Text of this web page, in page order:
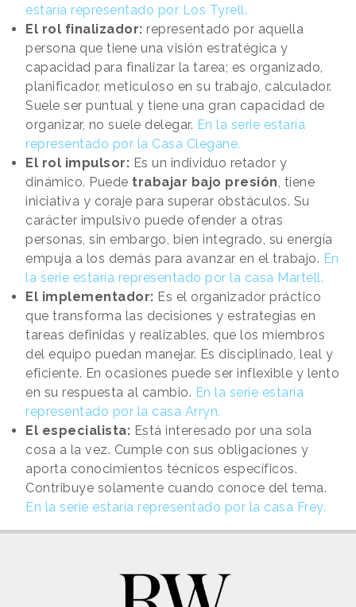
estaría representado por Los Tyrell.
El rol finalizador: representado por aquella
persona que tiene una visión estratégica y
capacidad para finalizar la tarea; es organizado,
planificador, meticuloso en su trabajo, calculador.
Suele ser puntual y tiene una gran capacidad de
organizar, no suele delegar. En la serie estaría
representado por la Casa Clegane.
El rol impulsor: Es un individuo retador y
dinámico. Puede trabajar bajo presión, tiene
iniciativa y coraje para superar obstáculos. Su
carácter impulsivo puede ofender a otras
personas, sin embargo, bien integrado, su energía
empuja a los demás para avanzar en el trabajo. En
la serie estaría representado por la casa Martell.
El implementador: Es el organizador práctico
que transforma las decisiones y estrategias en
tareas definidas y realizables, que los miembros
del equipo puedan manejar. Es disciplinado, leal y
eficiente. En ocasiones puede ser inflexible y lento
en su respuesta al cambio. En la serie estaría
representado por la casa Arryn.
El especialista: Está interesado por una sola
cosa a la vez. Cumple con sus obligaciones y
aporta conocimientos técnicos específicos.
Contribuye solamente cuando conoce del tema.
En la serie estaría representado por la casa Frey.